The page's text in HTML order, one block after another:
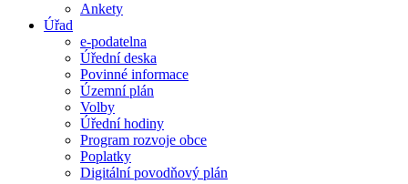
Ankety
Úřad
e-podatelna
Úřední deska
Povinné informace
Územní plán
Volby
Úřední hodiny
Program rozvoje obce
Poplatky
Digitální povodňový plán